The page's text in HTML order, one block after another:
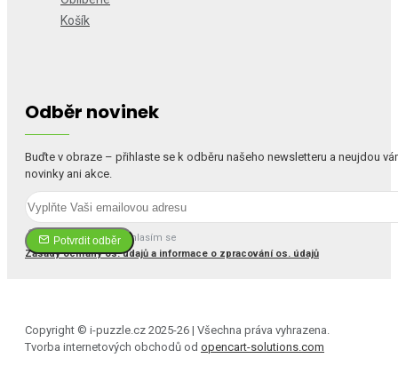
Košík
Odběr novinek
Buďte v obraze – přihlaste se k odběru našeho newsletteru a neujdou
novinky ani akce.
Potvrdit odběr
Četl(a) jsem a souhlasím se
Zásady ochrany os. údajů a informace o zpracování os. údajů
Copyright © i-puzzle.cz 2025-26 | Všechna práva vyhrazena.
Tvorba internetových obchodů od opencart-solutions.com